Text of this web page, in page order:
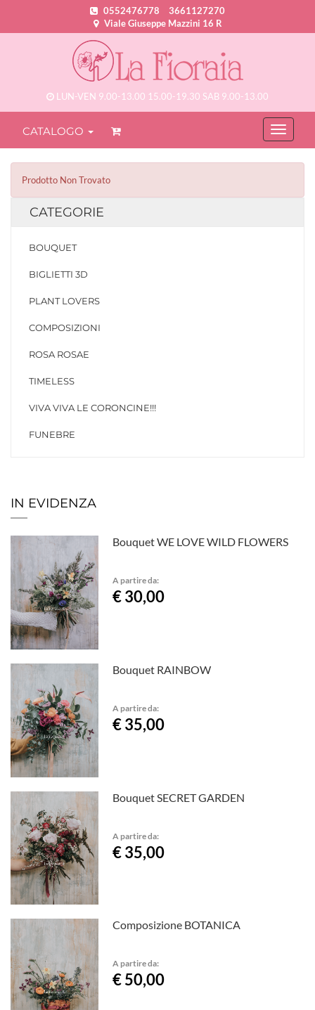
0552476778
3661127270
Viale Giuseppe Mazzini 16 R
LUN-VEN 9.00-13.00 15.00-19.30 SAB 9.00-13.00
CATALOGO
Prodotto Non Trovato
CATEGORIE
BOUQUET
BIGLIETTI 3D
PLANT LOVERS
COMPOSIZIONI
ROSA ROSAE
TIMELESS
VIVA VIVA LE CORONCINE!!!
FUNEBRE
IN EVIDENZA
Bouquet WE LOVE WILD FLOWERS
A partire da:
€ 30,00
Bouquet RAINBOW
A partire da:
€ 35,00
Bouquet SECRET GARDEN
A partire da:
€ 35,00
Composizione BOTANICA
A partire da:
€ 50,00